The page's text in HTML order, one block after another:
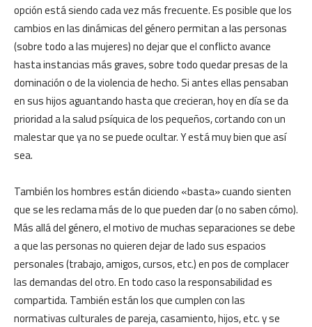
opción está siendo cada vez más frecuente. Es posible que los
cambios en las dinámicas del género permitan a las personas
(sobre todo a las mujeres) no dejar que el conflicto avance
hasta instancias más graves, sobre todo quedar presas de la
dominación o de la violencia de hecho. Si antes ellas pensaban
en sus hijos aguantando hasta que crecieran, hoy en día se da
prioridad a la salud psíquica de los pequeños, cortando con un
malestar que ya no se puede ocultar. Y está muy bien que así
sea.
También los hombres están diciendo «basta» cuando sienten
que se les reclama más de lo que pueden dar (o no saben cómo).
Más allá del género, el motivo de muchas separaciones se debe
a que las personas no quieren dejar de lado sus espacios
personales (trabajo, amigos, cursos, etc.) en pos de complacer
las demandas del otro. En todo caso la responsabilidad es
compartida. También están los que cumplen con las
normativas culturales de pareja, casamiento, hijos, etc. y se